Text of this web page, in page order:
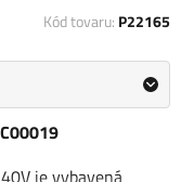
Kód tovaru: P22165
je vybavená